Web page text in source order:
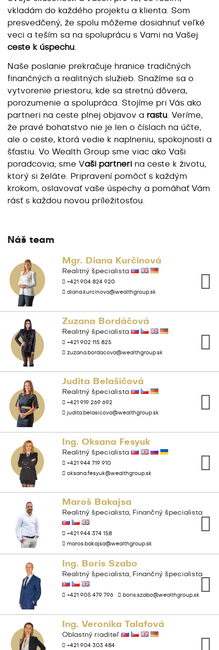
vkladám do každého projektu a klienta. Som
presvedčený, že spolu môžeme dosiahnuť veľké
veci a teším sa na spoluprácu s Vami na Vašej
ceste k úspechu.
Naše poslanie prekračuje hranice tradičných
finančných a realitných služieb. Snažíme sa o
vytvorenie priestoru, kde sa stretnú dôvera,
porozumenie a spolupráca. Stojíme pri Vás ako
partneri na ceste plnej objavov a rastu. Veríme,
že pravé bohatstvo nie je len o číslach na účte,
ale o ceste, ktorá vedie k naplneniu, spokojnosti a
šťastiu. Vo Wealth Group sme viac ako Vaši
poradcovia; sme Vaši partneri na ceste k životu,
ktorý si želáte. Pripravení pomôcť s každým
krokom, oslavovať vaše úspechy a pomáhať Vám
rásť s každou novou príležitosťou.
Náš team
Mgr. Diana Kurčinová
Realitný špecialista
+421 904 824 920
diana.kurcinova@wealthgroup.sk
Zuzana Bordáčová
Realitný špecialista
+421 902 115 825
zuzana.bordacova@wealthgroup.sk
Judita Belašičová
Realitný špecialista
+421 919 269 692
judita.belasicova@wealthgroup.sk
Ing. Oksana Fesyuk
Realitný špecialista
+421 944 719 910
oksana.fesyuk@wealthgroup.sk
Maroš Bakajsa
Realitný špecialista, Finančný špecialista
+421 944 374 158
maros.bakajsa@wealthgroup.sk
Ing. Boris Szabo
Realitný špecialista, Finančný špecialista
+421 905 479 796 boris.szabo@wealthgroup.sk
Ing. Veronika Talafová
Oblastný riaditeľ
+421 904 303 484